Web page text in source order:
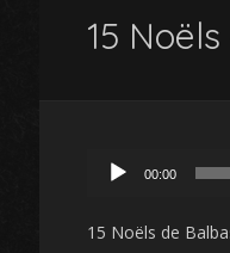
15
00:00
15 Noëls de